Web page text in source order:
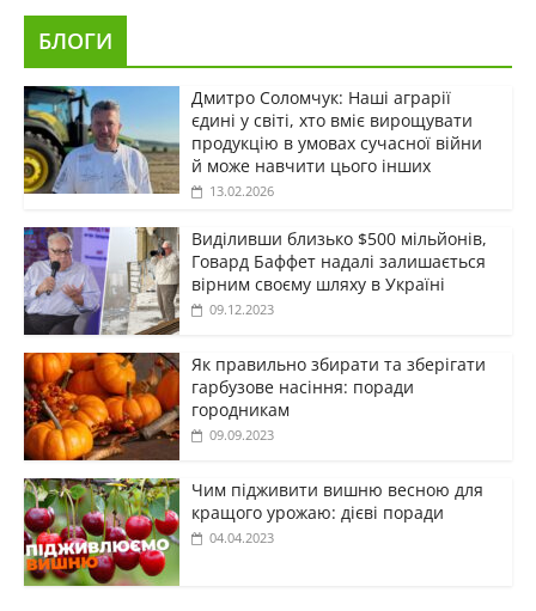
БЛОГИ
Дмитро Соломчук: Наші аграрії
єдині у світі, хто вміє вирощувати
продукцію в умовах сучасної війни
й може навчити цього інших
13.02.2026
Виділивши близько $500 мільйонів,
Говард Баффет надалі залишається
вірним своєму шляху в Україні
09.12.2023
Як правильно збирати та зберігати
гарбузове насіння: поради
городникам
09.09.2023
Чим підживити вишню весною для
кращого урожаю: дієві поради
04.04.2023